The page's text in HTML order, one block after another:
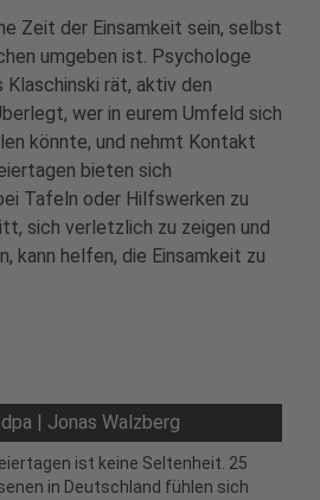
Zeit der Einsamkeit sein, selbst
umgeben ist. Psychologe
rät, aktiv den
wer in eurem Umfeld sich
könnte, und nehmt Kontakt
bieten sich
Tafeln oder Hilfswerken zu
sich verletzlich zu zeigen und
kann helfen, die Einsamkeit zu
| Jonas Walzberg
ist keine Seltenheit. 25
in Deutschland fühlen sich